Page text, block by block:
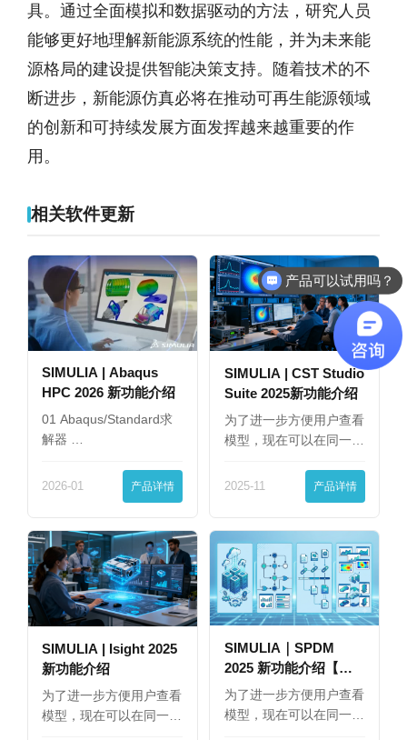
具。通过全面模拟和数据驱动的方法，研究人员
能够更好地理解新能源系统的性能，并为未来能
源格局的建设提供智能决策支持。随着技术的不
断进步，新能源仿真必将在推动可再生能源领域
的创新和可持续发展方面发挥越来越重要的作
用。
相关软件更新
SIMULIA | Abaqus
HPC 2026 新功能介绍
01 Abaqus/Standard求
解器 …
2026-01 产品详情
SIMULIA | CST Studio
Suite 2025新功能介绍
为了进一步方便用户查看
模型，现在可以在同一
2025-11 产品详情
SIMULIA | Isight 2025
新功能介绍
为了进一步方便用户查看
模型，现在可以在同一
SIMULIA｜SPDM
2025 新功能介绍【下
篇】
为了进一步方便用户查看
模型，现在可以在同一
产品可以试用吗？